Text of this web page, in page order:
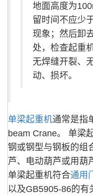
地面高度为
留时间不应少
现象；然后卸
处，检查起重
无焊缝开裂、
动、损坏。
单梁起重机通常是指
beam Crane。 单梁
钢或钢型与钢板的组
芦、电动葫芦或用葫
单梁起重机符合通用
以及GB5905-86的有